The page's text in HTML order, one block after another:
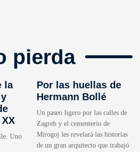
pierda
la
Uno
Por las huellas de
Hermann Bollé
Un paseo ligero por las calles de
Zagreb y el cementerio de
Mirogoj les revelará las historias
de un gran arquitecto que trabajó